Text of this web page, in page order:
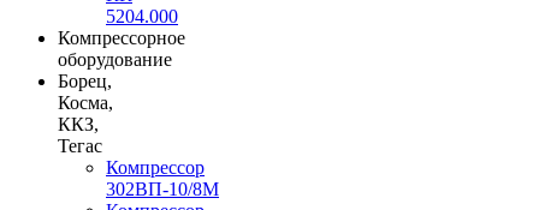
5204.000
Компрессорное
оборудование
Борец,
Косма,
ККЗ,
Тегас
Компрессор
302ВП-10/8М